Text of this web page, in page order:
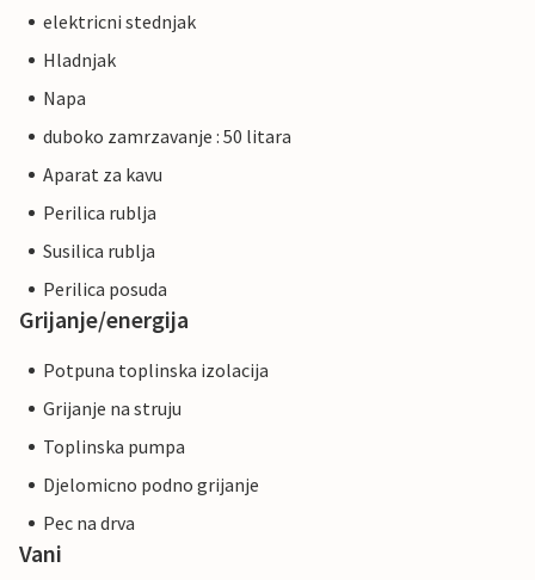
elektricni stednjak
Hladnjak
Napa
duboko zamrzavanje : 50 litara
Aparat za kavu
Perilica rublja
Susilica rublja
Perilica posuda
Grijanje/energija
Potpuna toplinska izolacija
Grijanje na struju
Toplinska pumpa
Djelomicno podno grijanje
Pec na drva
Vani